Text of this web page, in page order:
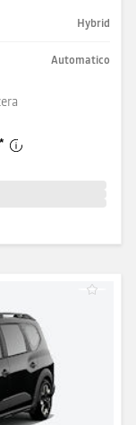
Hybrid
Automatico
*